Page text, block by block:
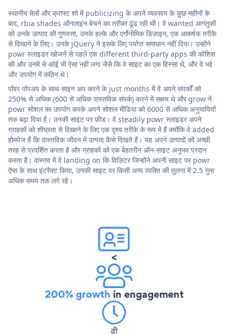
स्थानीय मेलों और क्राफ्ट शो में publicizing के अपने व्यवसाय के कुछ महीनों के
बाद, rbia shades ऑनलाइन बेचने का तरीका ढूंढ रही थी। वे wanted आगंतुकों
को उनके उत्पाद की गुणवत्ता, उनके हल्के और एर्गोनोमिक डिज़ाइन, एक आकर्षक तरीके
से दिखाने के लिए। उनके jQuery ने इसके लिए पर्याप्त समाधान नहीं दिया। उन्होंने
powr स्लाइडर खोजने से पहले एक different third-party apps की कोशिश
की और उनमें से कोई भी ऐसा नहीं लगा जैसे कि वे साइट का एक हिस्सा थे, और वे भद्दे
और उपयोग में कठिन थे।
पॉवर पॉपअप के साथ साइन अप करने के just months में वे अपने संपर्कों को
250% से अधिक (600 से अधिक वास्तविक संपर्क) करने में सक्षम थे और grow ने
powr सोशल का उपयोग करके अपने सोशल मीडिया को 6000 से अधिक अनुयायियों
तक बढ़ा दिया है। उनकी साइट पर फ़ीड। वे steadily powr स्लाइडर अपने
ग्राहकों को शीघ्रता से दिखाने के लिए एक दृश्य तरीके के रूप में हैं क्योंकि वे added
होमपेज हैं कि वास्तविक जीवन में उत्पाद कैसे दिखते हैं। यह अपने उत्पादों को अच्छी
तरह से प्रदर्शित करता है और ग्राहकों को एक बेहतरीन ऑन-साइट अनुभव प्रदान
करता है। वास्तव में वे landing on कि विज़िटर जिन्होंने अपनी साइट पर powr
ऐप्स के साथ इंटरैक्ट किया, उनकी साइट पर किसी अन्य व्यक्ति की तुलना में 2.5 गुना
अधिक समय तक लगे रहे।
<
200% growth in engagement
वी